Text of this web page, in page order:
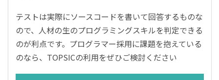
テストは実際にソースコードを書いて回答するものな
ので、人材の生のプログラミングスキルを判定できる
のが利点です。プログラマー採用に課題を抱えている
のなら、TOPSICの利用をぜひご検討ください